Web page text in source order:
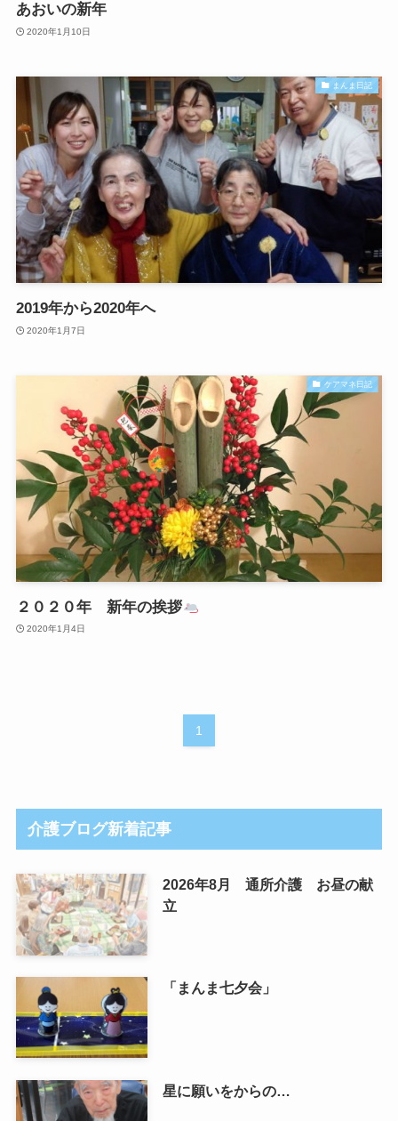
あおいの新年
2020年1月10日
まんま日記
2019年から2020年へ
2020年1月7日
ケアマネ日記
２０２０年 新年の挨拶
2020年1月4日
1
介護ブログ新着記事
2026年8月 通所介護 お昼の献
立
「まんま七夕会」
星に願いをからの…